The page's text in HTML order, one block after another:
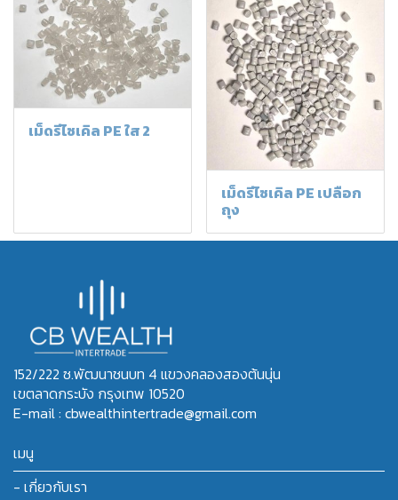
เม็ดรีไซเคิล PE ใส 2
เม็ดรีไซเคิล PE เปลือก
ถุง
152/222 ซ.พัฒนาชนบท 4 แขวงคลองสองต้นนุ่น
เขตลาดกระบัง กรุงเทพ 10520
E-mail : cbwealthintertrade@gmail.com
เมนู
- เกี่ยวกับเรา